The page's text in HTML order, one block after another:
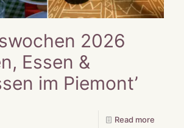
2026
Essen &
im Piemont’
Read more